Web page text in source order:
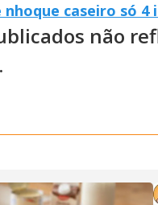
nhoque caseiro só
não